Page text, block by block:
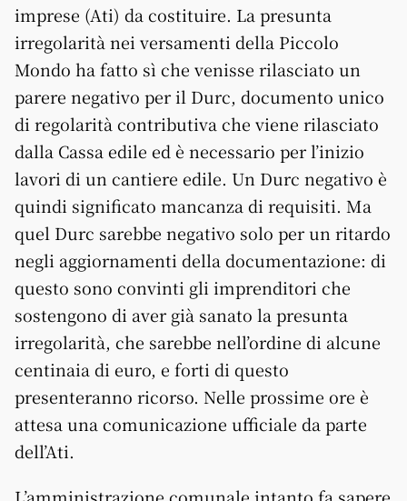
imprese (Ati) da costituire. La presunta
irregolarità nei versamenti della Piccolo
Mondo ha fatto sì che venisse rilasciato un
parere negativo per il Durc, documento unico
di regolarità contributiva che viene rilasciato
dalla Cassa edile ed è necessario per l’inizio
lavori di un cantiere edile. Un Durc negativo è
quindi significato mancanza di requisiti. Ma
quel Durc sarebbe negativo solo per un ritardo
negli aggiornamenti della documentazione: di
questo sono convinti gli imprenditori che
sostengono di aver già sanato la presunta
irregolarità, che sarebbe nell’ordine di alcune
centinaia di euro, e forti di questo
presenteranno ricorso. Nelle prossime ore è
attesa una comunicazione ufficiale da parte
dell’Ati.